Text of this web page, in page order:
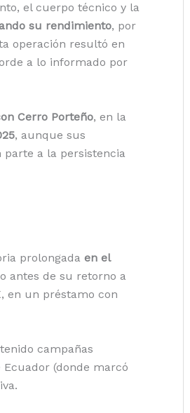
el cuerpo técnico y la
su rendimiento, por
operación resultó en
a lo informado por
Cerro Porteño, en la
, aunque sus
parte a la persistencia
prolongada en el
antes de su retorno a
en un préstamo con
campañas
(donde marcó